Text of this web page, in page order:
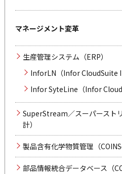
マネージメント変革
生産管理システム（ERP）
InforLN（Infor CloudSuite
Infor SyteLine（Infor
SuperStream／スーパースト
計）
製品含有化学物質管理（
部品情報統合データベース（